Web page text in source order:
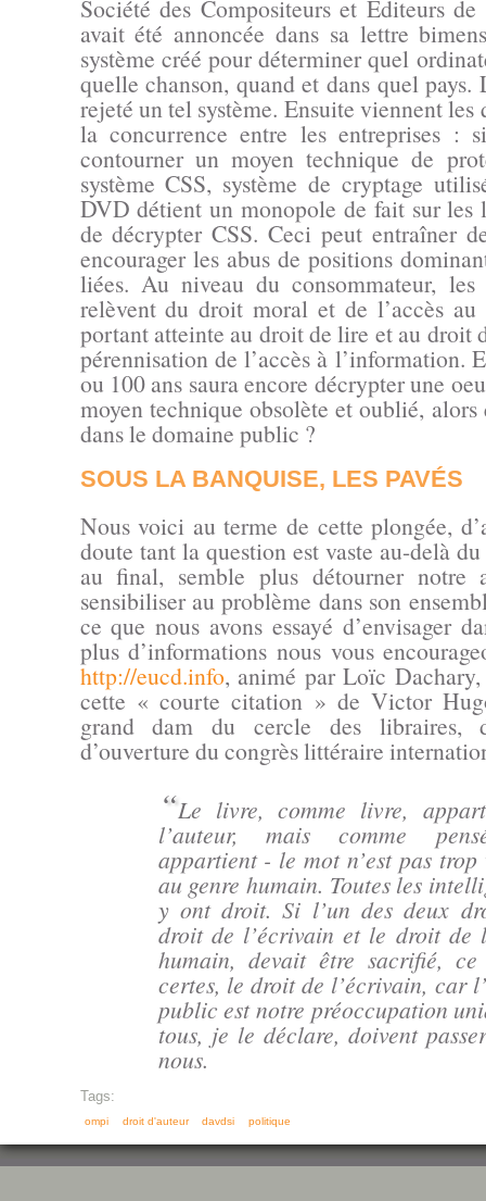
Société des Compositeurs et Éditeurs
avait été annoncée dans sa lettre
système créé pour déterminer quel
quelle chanson, quand et dans quel
rejeté un tel système. Ensuite viennent les
la concurrence entre les entreprises
contourner un moyen technique de
système CSS, système de cryptage
DVD détient un monopole de fait sur les
de décrypter CSS. Ceci peut entraîner
encourager les abus de positions
liées. Au niveau du consommateur,
relèvent du droit moral et de l’accès
portant atteinte au droit de lire et au droit
pérennisation de l’accès à l’information.
ou 100 ans saura encore décrypter une
moyen technique obsolète et oublié, alors
dans le domaine public ?
SOUS LA BANQUISE, LES PAVÉS
Nous voici au terme de cette plongée,
doute tant la question est vaste au-delà
au final, semble plus détourner notre
sensibiliser au problème dans son
ce que nous avons essayé d’envisager
plus d’informations nous vous
http://eucd.info, animé par Loïc
cette « courte citation » de Victor
grand dam du cercle des libraires,
d’ouverture du congrès littéraire
“Le livre, comme livre,
l’auteur, mais comme
appartient - le mot n’est pas trop
au genre humain. Toutes les
y ont droit. Si l’un des deux
droit de l’écrivain et le droit de
humain, devait être sacrifié, ce
certes, le droit de l’écrivain, car
public est notre préoccupation
tous, je le déclare, doivent
nous.
Tags:
ompi droit d'auteur davdsi politique